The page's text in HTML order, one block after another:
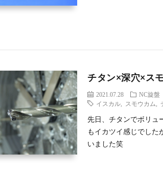
チタン×深穴×ス
2021.07.28 NC旋盤
イスカル
スモウカム ,
先日、チタンでボリュ
もイカツイ感じでした
いました笑